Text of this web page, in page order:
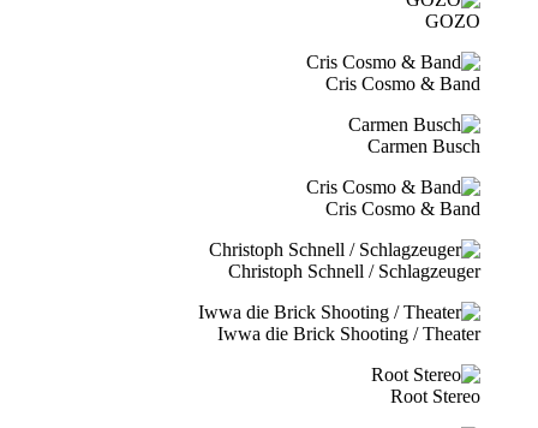
GOZO
Cris Cosmo & Band
Carmen Busch
Cris Cosmo & Band
Christoph Schnell / Schlagzeuger
Iwwa die Brick Shooting / Theater
Root Stereo